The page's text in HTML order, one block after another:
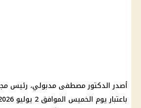
أصدرالدكتور مصطفى مدبولي، رئيس
باعتبار يوم الخميس الموافق 2 يوليو 2026